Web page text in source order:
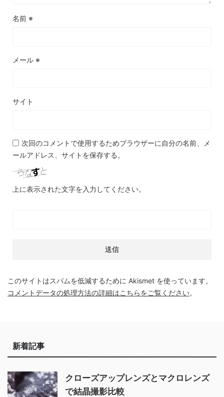
名前 ※
メール ※
サイト
次回のコメントで使用するためブラウザーに自分の名前、メ
ールアドレス、サイトを保存する。
上に表示された文字を入力してください。
このサイトはスパムを低減するために Akismet を使っています。
コメントデータの処理方法の詳細はこちらをご覧ください。
新着記事
クローズアップレンズとマクロレンズ
で結晶撮影比較